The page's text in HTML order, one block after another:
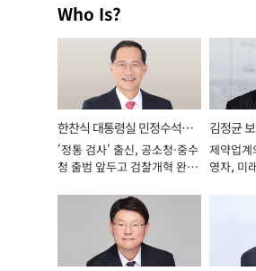
Who Is?
한찬식 대통령실 민정수석비
서관
'정통 검사' 출신, 공소청·중수
청 출범 앞두고 검찰개혁 완수
김정균
표이사 사
제약업계
영자, 미